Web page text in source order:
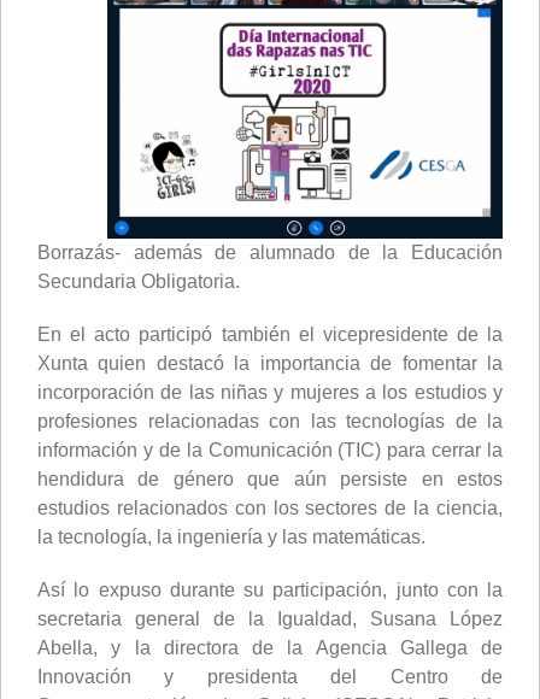
Borrazás- además de alumnado de la Educación
Secundaria Obligatoria.
En el acto participó también el vicepresidente de la
Xunta quien destacó la importancia de fomentar la
incorporación de las niñas y mujeres a los estudios y
profesiones relacionadas con las tecnologías de la
información y de la Comunicación (TIC) para cerrar la
hendidura de género que aún persiste en estos
estudios relacionados con los sectores de la ciencia,
la tecnología, la ingeniería y las matemáticas.
Así lo expuso durante su participación, junto con la
secretaria general de la Igualdad, Susana López
Abella, y la directora de la Agencia Gallega de
Innovación y presidenta del Centro de